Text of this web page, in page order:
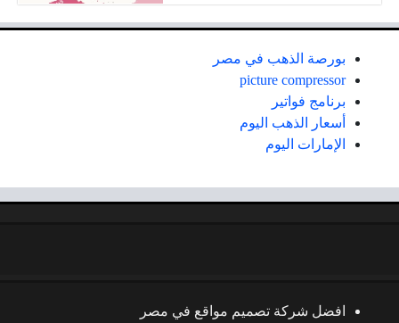
بورصة الذهب في مصر
picture compressor
برنامج فواتير
أسعار الذهب اليوم
الإمارات اليوم
افضل شركة تصميم مواقع في مصر